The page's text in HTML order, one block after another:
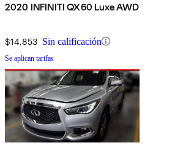
2020 INFINITI QX60 Luxe AWD
$14,853 Sin calificación
Se aplican tarifas